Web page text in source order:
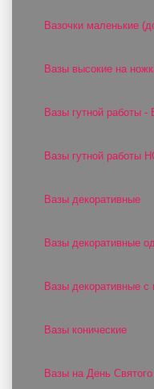
Вазочки маленькие
Вазы высокие на
Вазы гутной работы -
Вазы гутной работы
Вазы декоративные
Вазы декоративные
Вазы декоративные
Вазы конические
Вазы на День